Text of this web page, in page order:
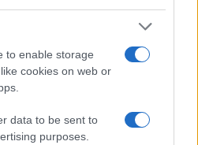
to enable storage
cookies on web or
data to be sent to
purposes.